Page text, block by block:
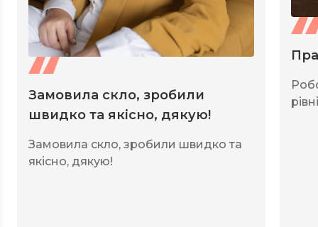
Замовила скло, зробили
швидко та якісно, дякую!
Замовила скло, зробили швидко та
якісно, дякую!